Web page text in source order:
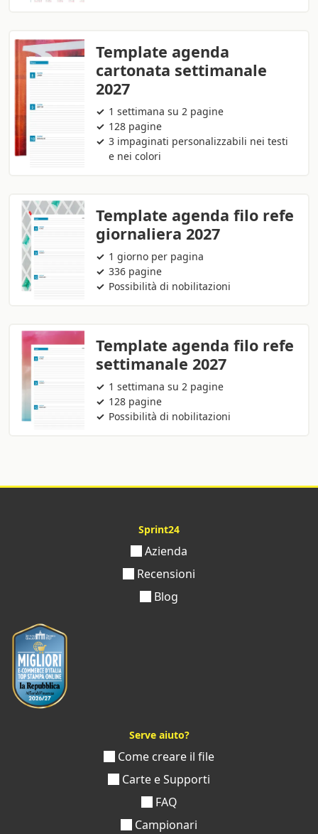
Template agenda
cartonata settimanale
2027
1 settimana su 2 pagine
128 pagine
3 impaginati personalizzabili nei testi
e nei colori
Template agenda filo refe
giornaliera 2027
1 giorno per pagina
336 pagine
Possibilità di nobilitazioni
Template agenda filo refe
settimanale 2027
1 settimana su 2 pagine
128 pagine
Possibilità di nobilitazioni
Sprint24
Azienda
Recensioni
Blog
Serve aiuto?
Come creare il file
Carte e Supporti
FAQ
Campionari